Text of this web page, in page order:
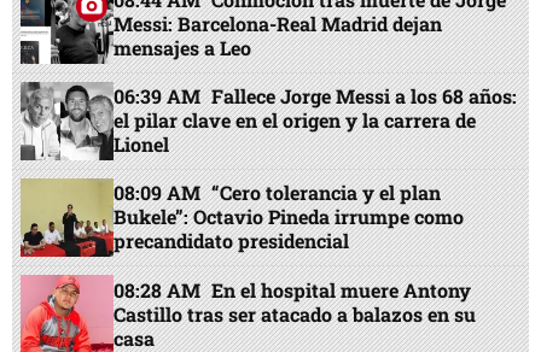
Messi: Barcelona-Real Madrid dejan
mensajes a Leo
06:39 AM Fallece Jorge Messi a los 68 años:
el pilar clave en el origen y la carrera de
Lionel
08:09 AM “Cero tolerancia y el plan
Bukele”: Octavio Pineda irrumpe como
precandidato presidencial
08:28 AM En el hospital muere Antony
Castillo tras ser atacado a balazos en su
casa